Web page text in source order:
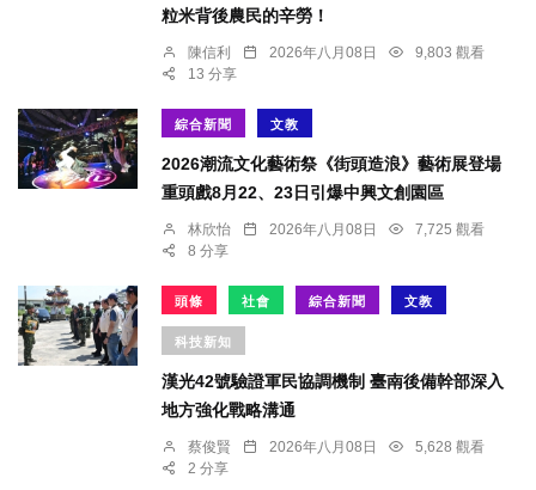
粒米背後農民的辛勞！
陳信利 2026年八月08日
9,803 觀看
13 分享
綜合新聞 文教
2026潮流文化藝術祭《街頭造浪》藝術展登場
重頭戲8月22、23日引爆中興文創園區
林欣怡 2026年八月08日
7,725 觀看
8 分享
頭條 社會 綜合新聞 文教
科技新知
漢光42號驗證軍民協調機制 臺南後備幹部深入
地方強化戰略溝通
蔡俊賢 2026年八月08日
5,628 觀看
2 分享